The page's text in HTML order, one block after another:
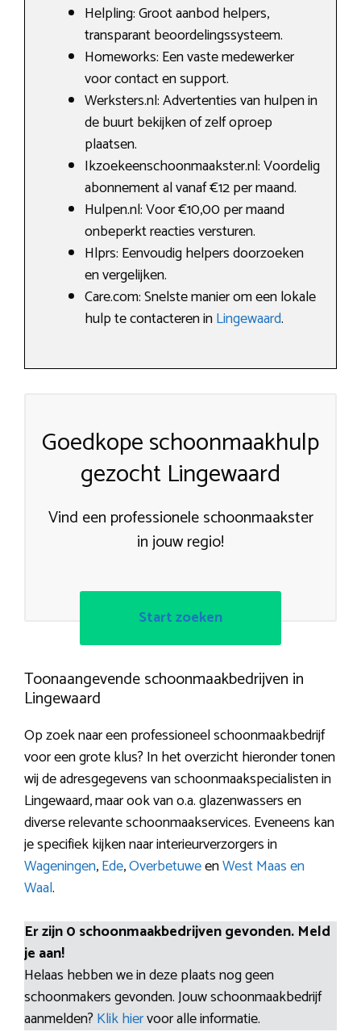
Helpling: Groot aanbod helpers,
transparant beoordelingssysteem.
Homeworks: Een vaste medewerker
voor contact en support.
Werksters.nl: Advertenties van hulpen in
de buurt bekijken of zelf oproep
plaatsen.
Ikzoekeenschoonmaakster.nl: Voordelig
abonnement al vanaf €12 per maand.
Hulpen.nl: Voor €10,00 per maand
onbeperkt reacties versturen.
Hlprs: Eenvoudig helpers doorzoeken
en vergelijken.
Care.com: Snelste manier om een lokale
hulp te contacteren inLingewaard.
Goedkope schoonmaakhulp
gezocht Lingewaard
Vind een professionele schoonmaakster
in jouw regio!
Start zoeken
Toonaangevende schoonmaakbedrijven in
Lingewaard
Op zoek naar een professioneel schoonmaakbedrijf
voor een grote klus? In het overzicht hieronder tonen
wij de adresgegevens van schoonmaakspecialisten in
Lingewaard, maar ook van o.a. glazenwassers en
diverse relevante schoonmaakservices. Eveneens kan
je specifiek kijken naar interieurverzorgers in
Wageningen,Ede,OverbetuweenWest Maas en
Waal.
Er zijn 0 schoonmaakbedrijven gevonden. Meld
je aan!
Helaas hebben we in deze plaats nog geen
schoonmakers gevonden. Jouw schoonmaakbedrijf
aanmelden? Klik hiervoor alle informatie.